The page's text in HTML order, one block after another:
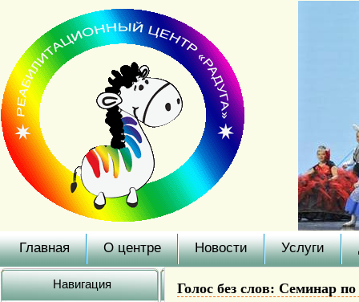
Главная О центре Новости Услуги
Навигация Голос без слов: Семинар